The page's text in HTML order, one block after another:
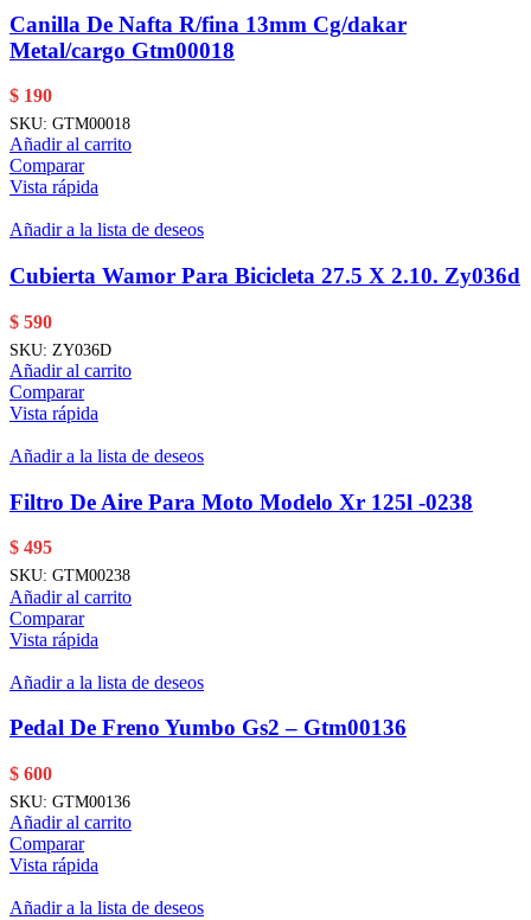
Canilla De Nafta R/fina 13mm Cg/dakar
Metal/cargo Gtm00018
$ 190
SKU: GTM00018
Añadir al carrito
Comparar
Vista rápida
Añadir a la lista de deseos
Cubierta Wamor Para Bicicleta 27.5 X 2.10. Zy036d
$ 590
SKU: ZY036D
Añadir al carrito
Comparar
Vista rápida
Añadir a la lista de deseos
Filtro De Aire Para Moto Modelo Xr 125l -0238
$ 495
SKU: GTM00238
Añadir al carrito
Comparar
Vista rápida
Añadir a la lista de deseos
Pedal De Freno Yumbo Gs2 – Gtm00136
$ 600
SKU: GTM00136
Añadir al carrito
Comparar
Vista rápida
Añadir a la lista de deseos